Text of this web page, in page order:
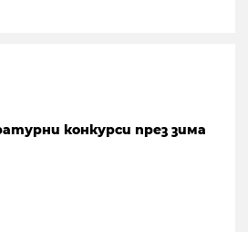
конкурси през зима